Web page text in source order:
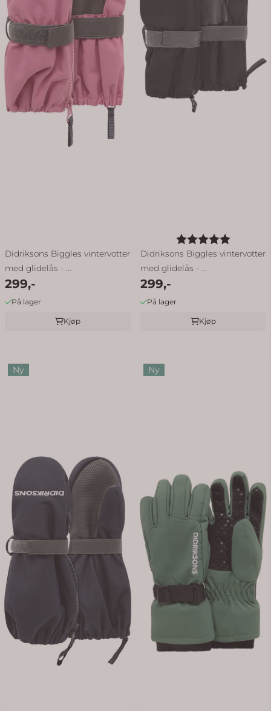
Didriksons Biggles vintervotter
med glidelås - ...
299,-
På lager
Kjøp
Karakter: 5.0 av 5
Didriksons Biggles vintervotter
med glidelås - ...
299,-
På lager
Kjøp
Ny Ny